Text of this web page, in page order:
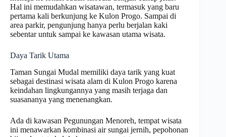
Hal ini memudahkan wisatawan, termasuk yang baru
pertama kali berkunjung ke Kulon Progo. Sampai di
area parkir, pengunjung hanya perlu berjalan kaki
sebentar untuk sampai ke kawasan utama wisata.
Daya Tarik Utama
Taman Sungai Mudal memiliki daya tarik yang kuat
sebagai destinasi wisata alam di Kulon Progo karena
keindahan lingkungannya yang masih terjaga dan
suasananya yang menenangkan.
Ada di kawasan Pegunungan Menoreh, tempat wisata
ini menawarkan kombinasi air sungai jernih, pepohonan